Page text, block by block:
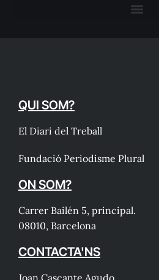
QUI SOM?
El Diari del Treball
Fundació Periodisme Plural
ON SOM?
Carrer Bailén 5, principal.
08010, Barcelona
CONTACTA'NS
Joan Cascante Agudo